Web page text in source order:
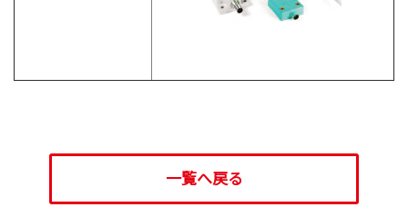
一覧へ戻る